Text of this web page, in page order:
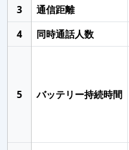
3
通信距離
4 同時通話人数
5 バッテリー持続時間